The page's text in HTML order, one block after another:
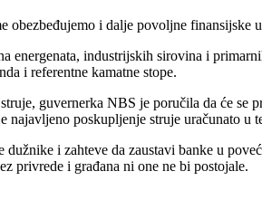
i dalje povoljne finansijske
energenata, industrijskih sirovina i
i referentne kamatne stope.
guvernerka NBS je poručila da će se
najavljeno poskupljenje struje uračunato u
i zahteve da zaustavi banke u
privrede i građana ni one ne bi postojale.